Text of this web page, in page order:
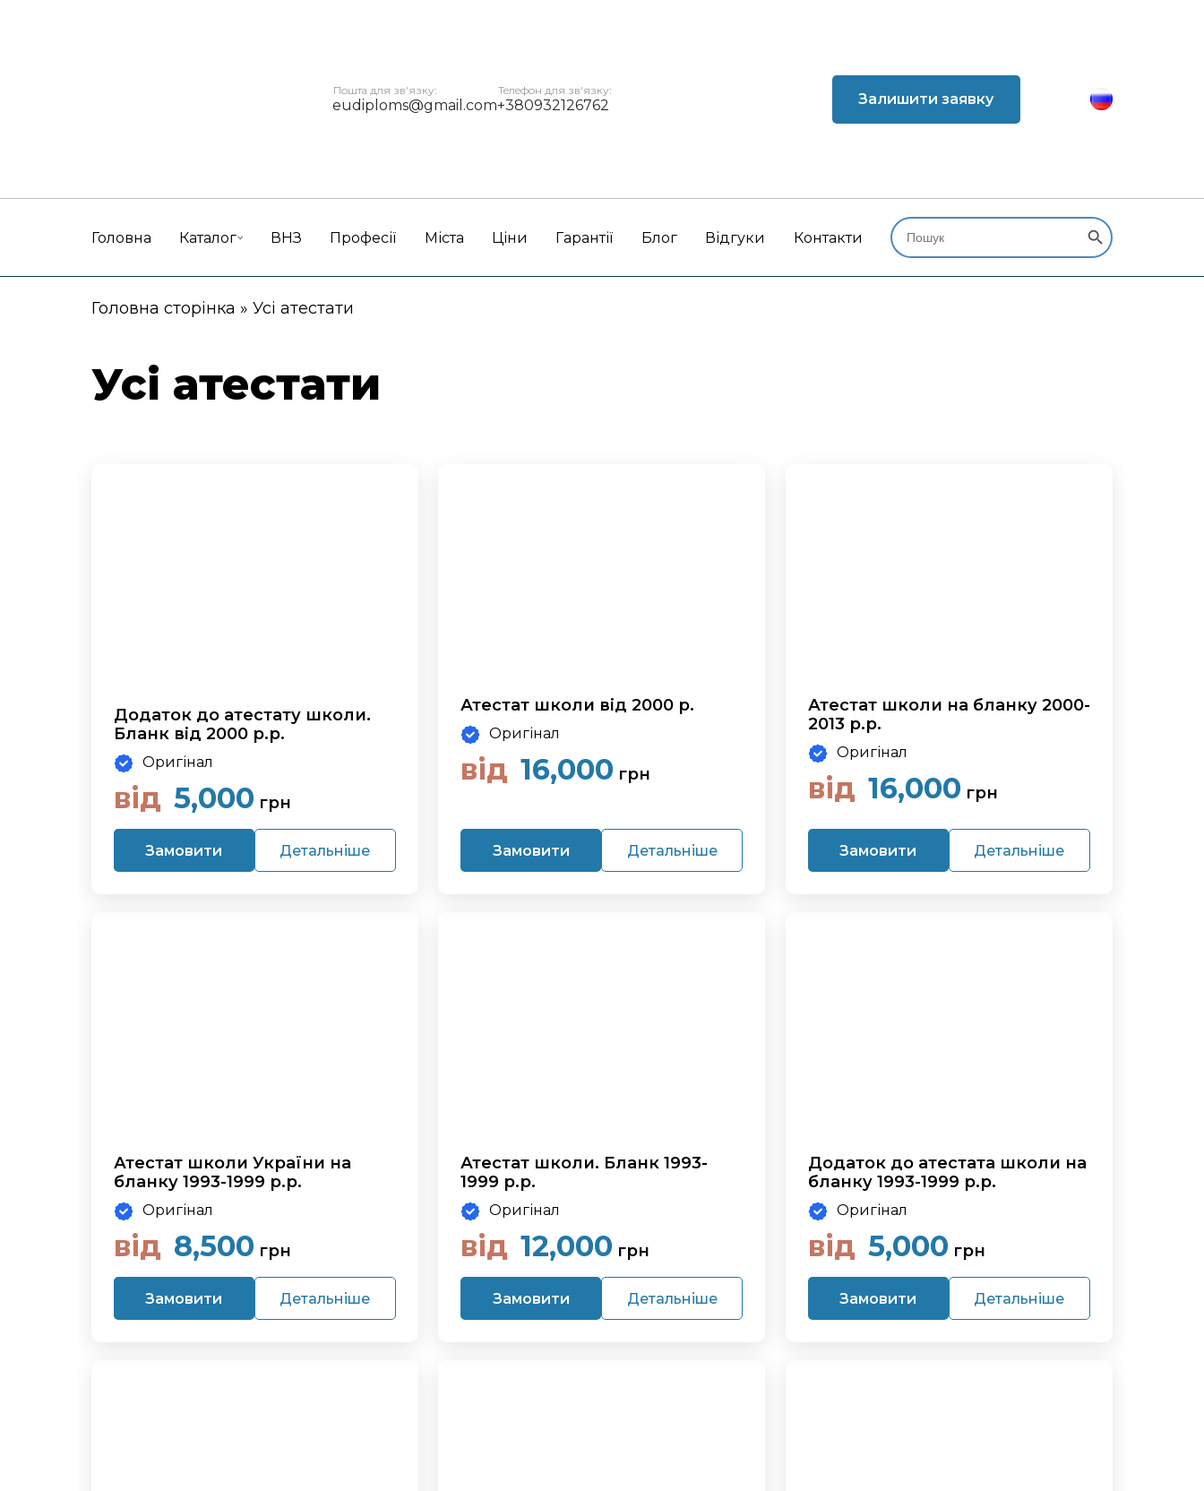
Пошта для зв'язку:
eudiploms@gmail.com
Телефон для зв'язку:
+380932126762 Залишити заявку
Головна Каталог ВНЗ Професії Міста Ціни Гарантії Блог Відгуки Контакти
Search
for:
Search Button
Головна сторінка » Усі атестати
Усі атестати
Додаток до атестату школи.
Бланк від 2000 р.р.
Оригінал
від 5,000 грн
Замовити Детальніше
Атестат школи від 2000 р.
Оригінал
від 16,000 грн
Замовити Детальніше
Атестат школи на бланку 2000-
2013 р.р.
Оригінал
від 16,000 грн
Замовити Детальніше
Атестат школи України на
бланку 1993-1999 р.р.
Оригінал
від 8,500 грн
Замовити Детальніше
Атестат школи. Бланк 1993-
1999 р.р.
Оригінал
від 12,000 грн
Замовити Детальніше
Додаток до атестата школи на
бланку 1993-1999 р.р.
Оригінал
від 5,000 грн
Замовити Детальніше